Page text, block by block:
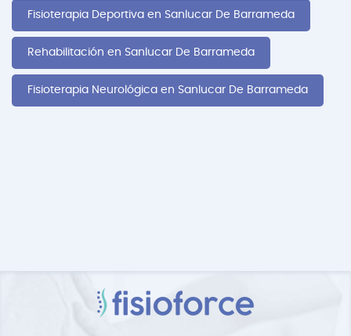
Fisioterapia Deportiva en Sanlucar De Barrameda
Rehabilitación en Sanlucar De Barrameda
Fisioterapia Neurológica en Sanlucar De Barrameda